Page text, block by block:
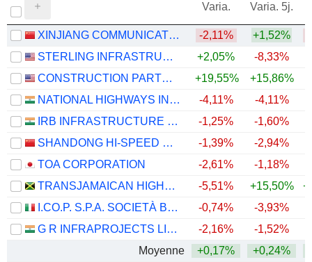
Varia. Varia. 5j.
XINJIANG COMMUNICATIONS CONSTRUCTION GROUP CO., LTD. -2,11% +1,52%
STERLING INFRASTRUCTURE, INC.
+2,05% -8,33%
CONSTRUCTION PARTNERS, INC.
+19,55% +15,86%
NATIONAL HIGHWAYS INFRA TRUST
-4,11% -4,11%
IRB INFRASTRUCTURE DEVELOPERS LIMITED
-1,25% -1,60%
SHANDONG HI-SPEED ROAD&BRIDGE GROUP CO., LTD.
-1,39% -2,94%
TOA CORPORATION
-2,61% -1,18%
TRANSJAMAICAN HIGHWAY LIMITED
-5,51% +15,50%
I.CO.P. S.P.A. SOCIETÀ BENEFIT
-0,74% -3,93%
G R INFRAPROJECTS LIMITED
-2,16% -1,52%
Moyenne
+0,17% +0,24%